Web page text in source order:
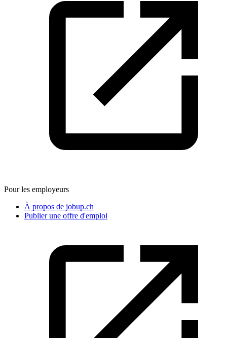
Pour les employeurs
À propos de jobup.ch
Publier une offre d'emploi